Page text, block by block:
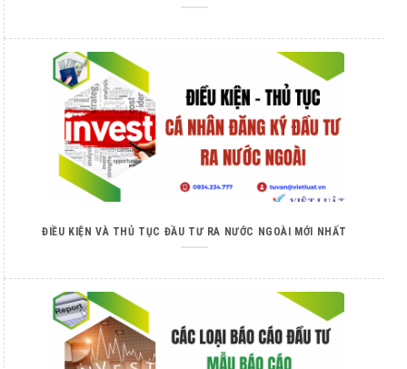
ĐIỀU KIỆN VÀ THỦ TỤC ĐẦU TƯ RA NƯỚC NGOÀI MỚI NHẤT